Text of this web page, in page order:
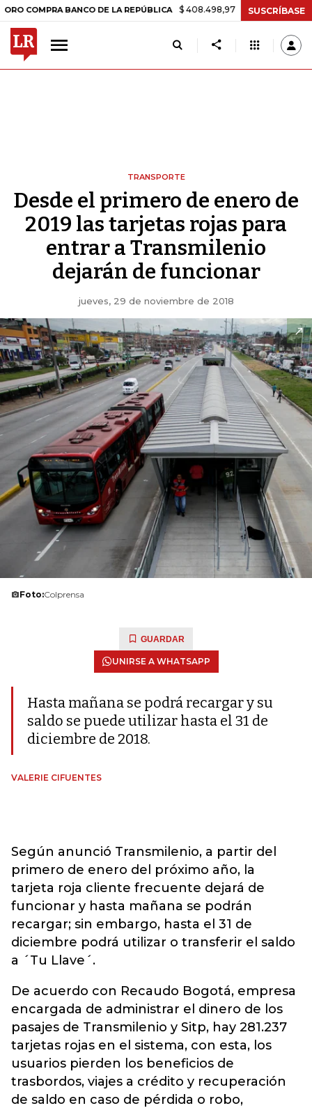
BANCO DE LA REPÚBLICA $ 408.498,97 +$ 8.753,81 +2,19%
SUSCRÍBASE
TRANSPORTE
Desde el primero de enero de
2019 las tarjetas rojas para
entrar a Transmilenio
dejarán de funcionar
jueves, 29 de noviembre de 2018
Foto:Colprensa
GUARDAR
UNIRSE A WHATSAPP
Hasta mañana se podrá recargar y su
saldo se puede utilizar hasta el 31 de
diciembre de 2018.
VALERIE CIFUENTES
Según anunció Transmilenio, a partir del
primero de enero del próximo año, la
tarjeta roja cliente frecuente dejará de
funcionar y hasta mañana se podrán
recargar; sin embargo, hasta el 31 de
diciembre podrá utilizar o transferir el saldo
a ´Tu Llave´.
De acuerdo con Recaudo Bogotá, empresa
encargada de administrar el dinero de los
pasajes de Transmilenio y Sitp, hay 281.237
tarjetas rojas en el sistema, con esta, los
usuarios pierden los beneficios de
trasbordos, viajes a crédito y recuperación
de saldo en caso de pérdida o robo,